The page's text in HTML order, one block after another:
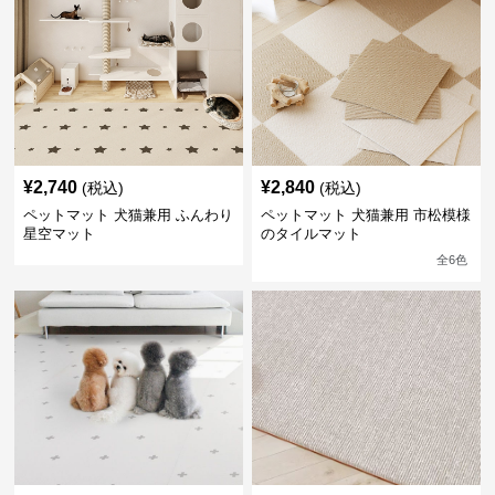
¥2,740 (税込)
ペットマット 犬猫兼用 ふんわり
星空マット
¥2,840 (税込)
ペットマット 犬猫兼用 市松模様
のタイルマット
全6色